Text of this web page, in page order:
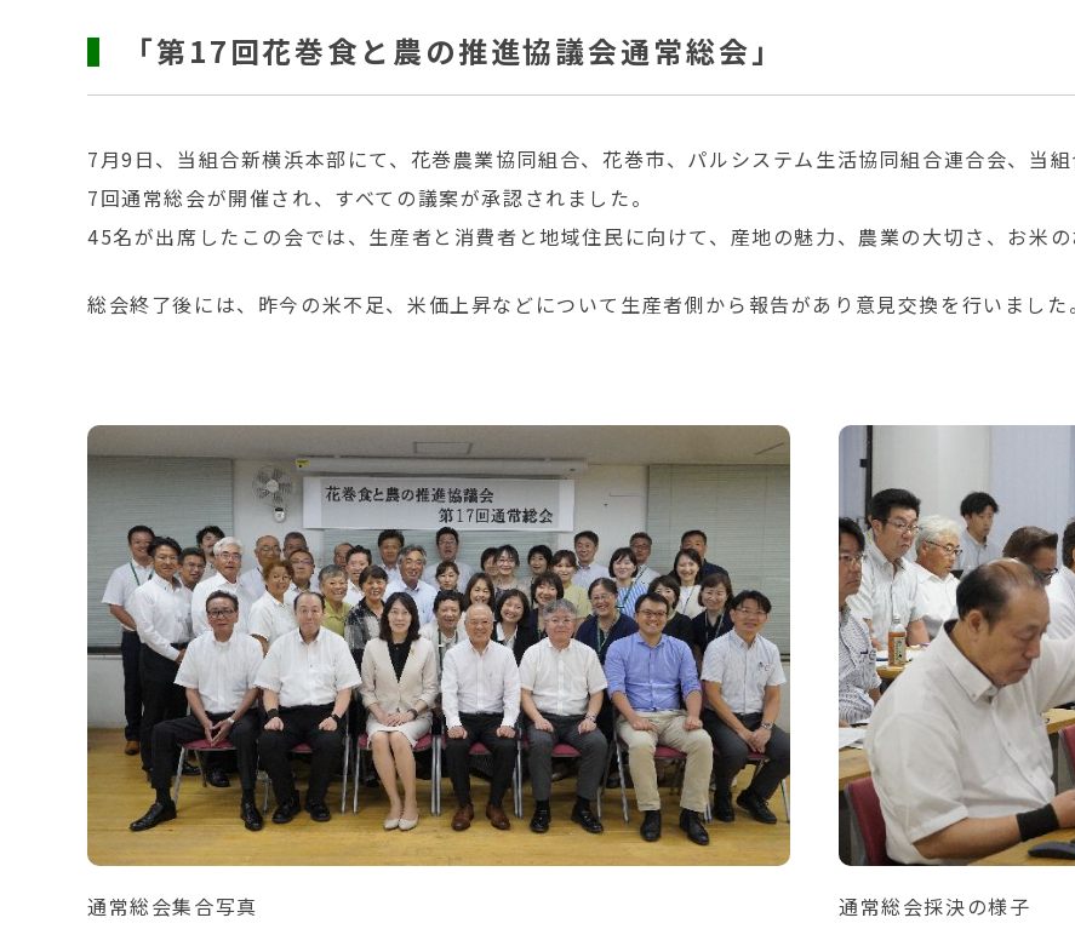
「第17回花巻食と農の推進協議会通常総会」
7月9日、当組合新横浜本部にて、花巻農業協同組合、花巻市、パルシステム生活協同組合連合会、当
7回通常総会が開催され、すべての議案が承認されました。
45名が出席したこの会では、生産者と消費者と地域住民に向けて、産地の魅力、農業の大切さ、お米
総会終了後には、昨今の米不足、米価上昇などについて生産者側から報告があり意見交換を行いました。
通常総会集合写真 通常総会採決の様子